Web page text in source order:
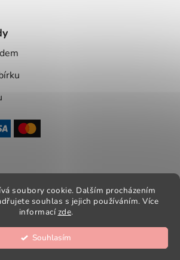
soubory cookie. Dalším procházením
souhlas s jejich používáním. Více
informacízde.
Souhlasím
Vytvořil Shoptet
práva vyhrazena.